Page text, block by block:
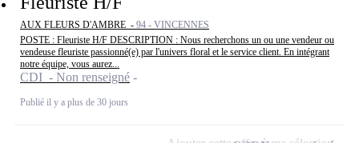
AUX FLEURS D'AMBRE - 94 - VINCENNES
POSTE : Fleuriste H/F DESCRIPTION : Nous recherchons un ou une vendeur ou
vendeuse fleuriste passionné(e) par l'univers floral et le service client. En intégrant
notre équipe, vous aurez...
CDI - Non renseigné
Publié il y a plus de 30 jours